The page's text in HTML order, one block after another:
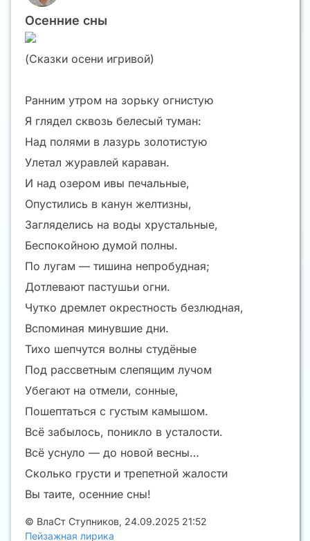
Осенние сны
(Сказки осени игривой)
Ранним утром на зорьку огнистую
Я глядел сквозь белесый туман:
Над полями в лазурь золотистую
Улетал журавлей караван.
И над озером ивы печальные,
Опустились в канун желтизны,
Загляделись на воды хрустальные,
Беспокойною думой полны.
По лугам — тишина непробудная;
Дотлевают пастушьи огни.
Чутко дремлет окрестность безлюдная,
Вспоминая минувшие дни.
Тихо шепчутся волны студёные
Под рассветным слепящим лучом
Убегают на отмели, сонные,
Пошептаться с густым камышом.
Всё забылось, поникло в усталости.
Всё уснуло — до новой весны…
Сколько грусти и трепетной жалости
Вы таите, осенние сны!
© ВлаСт Ступников, 24.09.2025 21:52
Пейзажная лирика